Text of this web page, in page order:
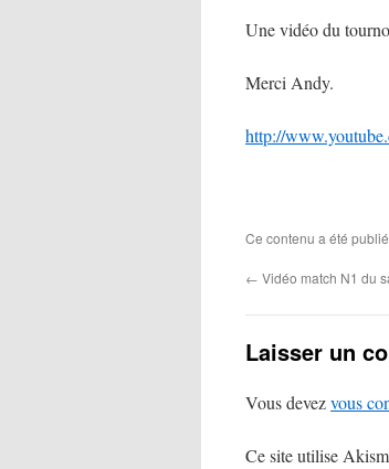
Une vidéo du
Merci Andy.
http://
Ce contenu a été
← Vidéo match N1 du
Laisser un
Vous devezvous
Ce site utilise